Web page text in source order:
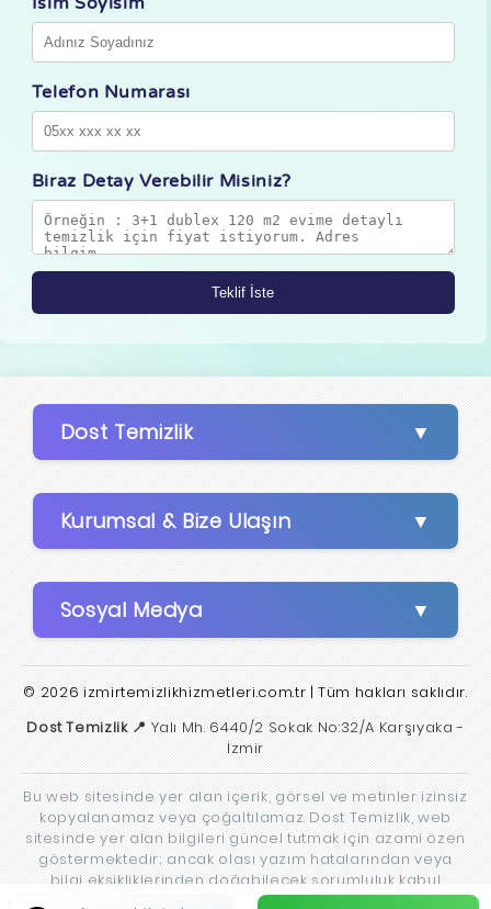
Telefon Numarası
Biraz Detay Verebilir Misiniz?
Dost Temizlik
Kurumsal & Bize Ulaşın
Sosyal Medya
© 2026 izmirtemizlikhizmetleri.com.tr | Tüm hakları saklıdır.
Dost Temizlik 📍 Yalı Mh. 6440/2 Sokak No:32/A Karşıyaka -
İzmir
Bu web sitesinde yer alan içerik, görsel ve metinler izinsiz
kopyalanamaz veya çoğaltılamaz. Dost Temizlik, web
sitesinde yer alan bilgileri güncel tutmak için azami özen
göstermektedir; ancak olası yazım hatalarından veya
bilgi eksikliklerinden doğabilecek sorumluluk kabul
edilmez.